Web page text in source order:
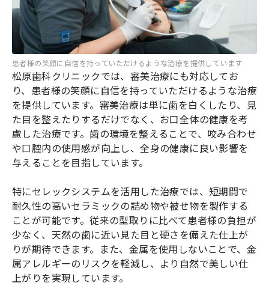
患者様の笑顔に自信を持っていただけるような治療を提供しています
松原歯科クリニックでは、審美治療にも対応してお
り、患者様の笑顔に自信を持っていただけるような治療
を提供しています。審美治療は単に歯を白くしたり、見
た目を整えたりするだけでなく、お口全体の健康を考
慮した治療です。歯の環境を整えることで、咬み合わせ
や口腔内の使用感が向上し、全身の健康に良い影響を
与えることを目指しています。
特にセレックシステムを活用した治療では、短期間で
耐久性の高いセラミックの詰め物や被せ物を製作する
ことが可能です。従来の型取りに比べて患者様の負担が
少なく、天然の歯に近い見た目と硬さを備えた仕上が
りが期待できます。また、金属を使用しないことで、金
属アレルギーのリスクを軽減し、より自然で美しい仕
上がりを実現しています。